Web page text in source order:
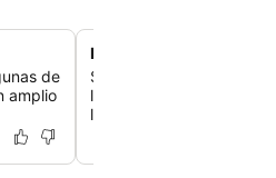
de
amplio
Diseño inspirado en el
Sumérgete en una
líneas fluidas,
las habitaciones del hotel.